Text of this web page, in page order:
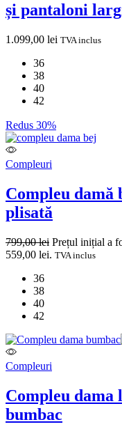
și pantaloni
1.099,00 lei TVA inclus
36
38
40
42
Redus 30%
Compleuri
Compleu damă
plisată
799,00lei Prețul inițial a
559,00 lei. TVA inclus
36
38
40
42
Compleuri
Compleu
bumbac